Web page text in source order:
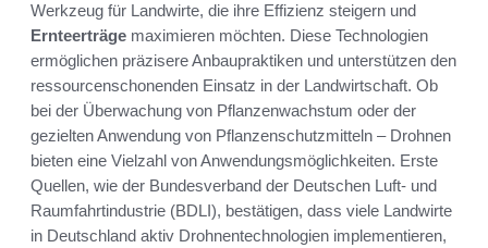
Werkzeug für Landwirte, die ihre Effizienz steigern und
Ernteerträge maximieren möchten. Diese Technologien
ermöglichen präzisere Anbaupraktiken und unterstützen den
ressourcenschonenden Einsatz in der Landwirtschaft. Ob
bei der Überwachung von Pflanzenwachstum oder der
gezielten Anwendung von Pflanzenschutzmitteln – Drohnen
bieten eine Vielzahl von Anwendungsmöglichkeiten. Erste
Quellen, wie der Bundesverband der Deutschen Luft- und
Raumfahrtindustrie (BDLI), bestätigen, dass viele Landwirte
in Deutschland aktiv Drohnentechnologien implementieren,